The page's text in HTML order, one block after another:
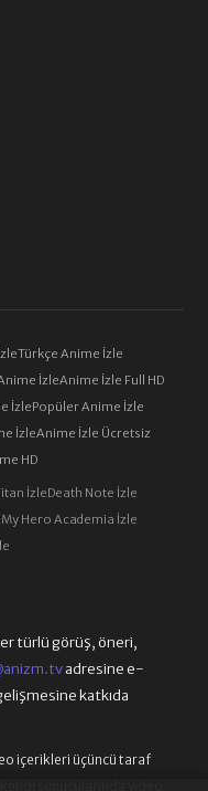
türlü görüş, öneri,
adresine e-
katkıda
içerikleri üçüncü taraf
Türkçe Anime İzle
İzleAnime İzle Full HD
İzlePopüler Anime İzle
İzleAnime İzle Ücretsiz
HD
İzleDeath Note İzle
My Hero Academia İzle